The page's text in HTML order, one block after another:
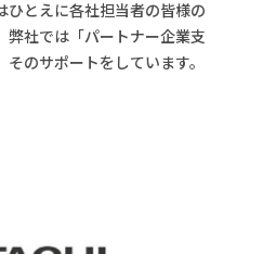
ひとえに各社担当者の皆様の
弊社では「パートナー企業支
のサポートをしています。